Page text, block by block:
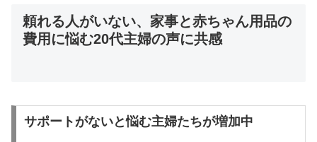
頼れる人がいない、家事と赤ちゃん用品の
費用に悩む20代主婦の声に共感
サポートがないと悩む主婦たちが増加中